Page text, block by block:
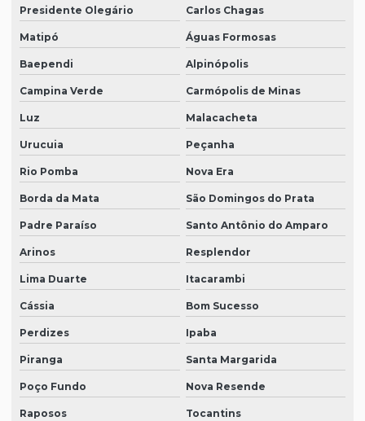
Presidente Olegário Carlos Chagas
Matipó Águas Formosas
Baependi Alpinópolis
Campina Verde Carmópolis de Minas
Luz Malacacheta
Urucuia Peçanha
Rio Pomba Nova Era
Borda da Mata São Domingos do Prata
Padre Paraíso Santo Antônio do Amparo
Arinos Resplendor
Lima Duarte Itacarambi
Cássia Bom Sucesso
Perdizes Ipaba
Piranga Santa Margarida
Poço Fundo Nova Resende
Raposos Tocantins